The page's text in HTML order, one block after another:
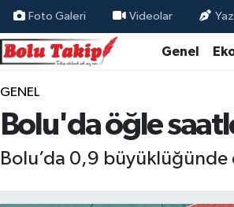
Foto Galeri Videolar
Genel
GENEL
Bolu'da öğle
Bolu’da 0,9